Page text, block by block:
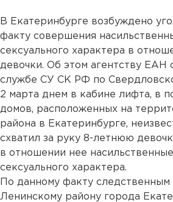
В Екатеринбурге возбуждено
факту совершения
сексуального характера в
девочки. Об этом агентству ЕАН
службе СУ СК РФ по
2 марта днем в кабине лифта, в
домов, расположенных на
района в Екатеринбурге,
схватил за руку 8-летнюю
в отношении нее
сексуального характера.
По данному факту
Ленинскому району города